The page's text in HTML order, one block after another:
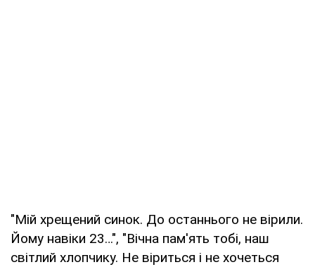
"Мій хрещений синок. До останнього не вірили.
Йому навіки 23…", "Вічна пам'ять тобі, наш
світлий хлопчику. Не віриться і не хочеться